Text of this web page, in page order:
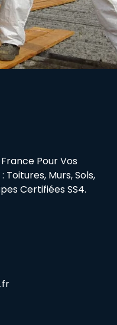
Pour Vos
Toitures, Murs, Sols,
Certifiées SS4.